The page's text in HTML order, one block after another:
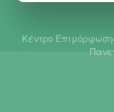
Κέντρο